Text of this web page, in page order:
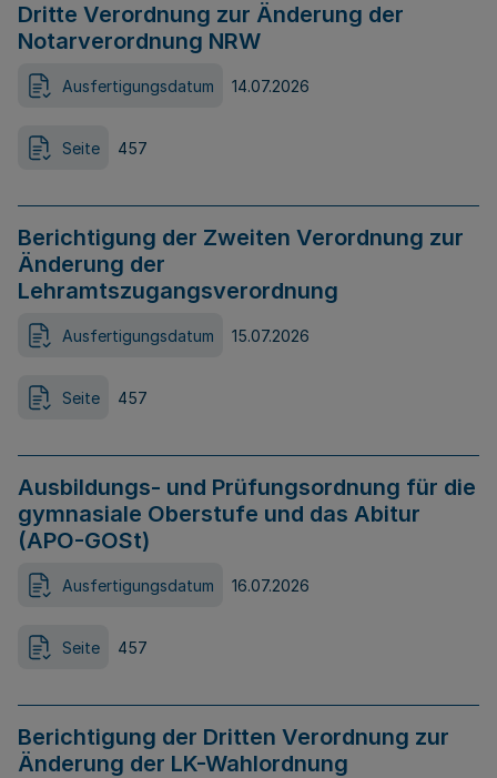
Dritte Verordnung zur Änderung der
Notarverordnung NRW
Ausfertigungsdatum 14.07.2026
Seite 457
Berichtigung der Zweiten Verordnung zur
Änderung der
Lehramtszugangsverordnung
Ausfertigungsdatum 15.07.2026
Seite 457
Ausbildungs- und Prüfungsordnung für die
gymnasiale Oberstufe und das Abitur
(APO-GOSt)
Ausfertigungsdatum 16.07.2026
Seite 457
Berichtigung der Dritten Verordnung zur
Änderung der LK-Wahlordnung